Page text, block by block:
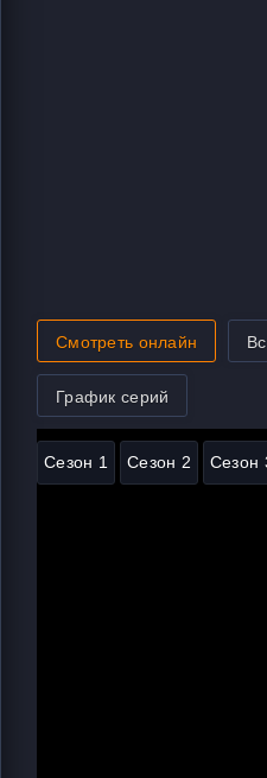
Смотреть онлайн
График серий
Сезон 1 Сезон 2 Сезон